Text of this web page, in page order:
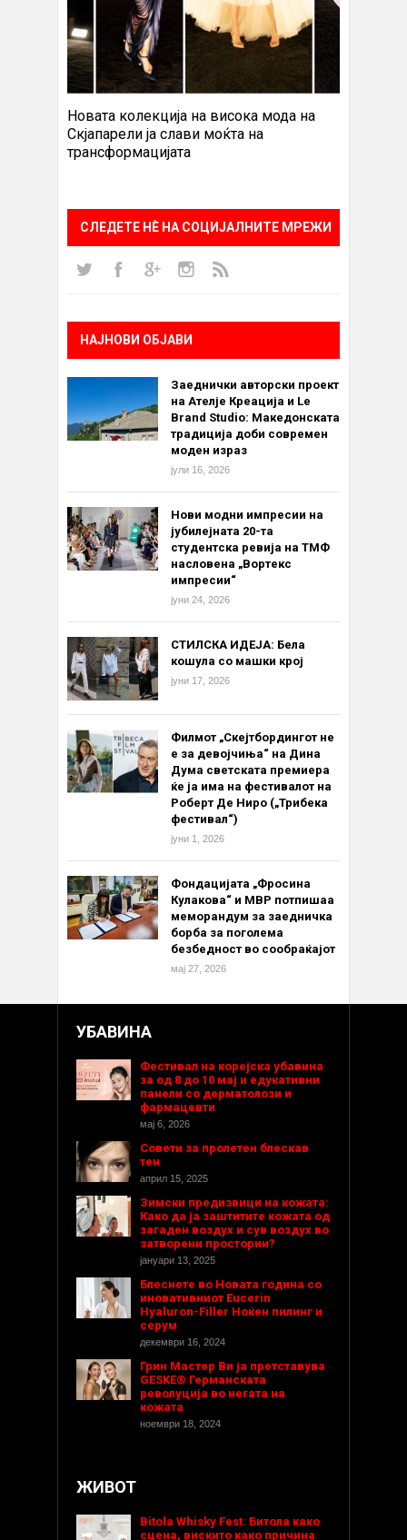
Новата колекција на висока мода на
Скјапарели ја слави моќта на
трансформацијата
СЛЕДЕТЕ НÈ НА СОЦИЈАЛНИТЕ МРЕЖИ
НАЈНОВИ ОБЈАВИ
Заеднички авторски проект
на Ателје Креација и Le
Brand Studio: Македонската
традиција доби современ
моден израз
јули 16, 2026
Нови модни импресии на
јубилејната 20-та
студентска ревија на ТМФ
насловена „Вортекс
импресии“
јуни 24, 2026
СТИЛСКА ИДЕЈА: Бела
кошула со машки крој
јуни 17, 2026
Филмот „Скејтбордингот не
е за девојчиња“ на Дина
Дума светската премиера
ќе ја има на фестивалот на
Роберт Де Ниро („Трибека
фестивал“)
јуни 1, 2026
Фондацијата „Фросина
Кулакова“ и МВР потпишаа
меморандум за заедничка
борба за поголема
безбедност во сообраќајот
мај 27, 2026
УБАВИНА
Фестивал на корејска убавина
за од 8 до 10 мај и едукативни
панели со дерматолози и
фармацевти
мај 6, 2026
Совети за пролетен блескав
тен
април 15, 2025
Зимски предизвици на кожата:
Како да ја заштитите кожата од
загаден воздух и сув воздух во
затворени простории?
јануари 13, 2025
Блеснете во Новата година со
иновативниот Eucerin
Hyaluron-Filler Ноќен пилинг и
серум
декември 16, 2024
Грин Мастер Ви ја претставува
GESKE® Германската
револуција во негата на
кожата
ноември 18, 2024
ЖИВОТ
Bitola Whisky Fest: Битола како
сцена, вискито како причина